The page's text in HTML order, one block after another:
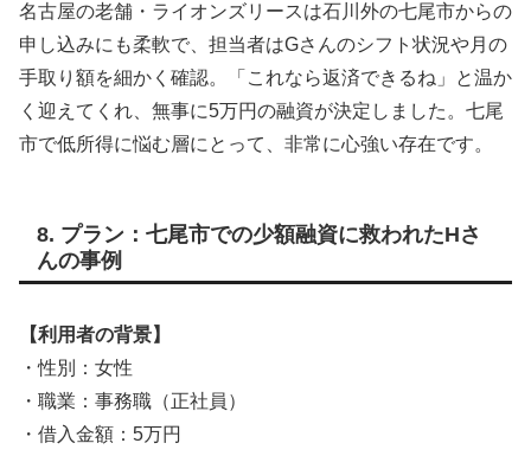
名古屋の老舗・ライオンズリースは石川外の七尾市からの
申し込みにも柔軟で、担当者はGさんのシフト状況や月の
手取り額を細かく確認。「これなら返済できるね」と温か
く迎えてくれ、無事に5万円の融資が決定しました。七尾
市で低所得に悩む層にとって、非常に心強い存在です。
8. プラン：七尾市での少額融資に救われたHさ
んの事例
【利用者の背景】
・性別：女性
・職業：事務職（正社員）
・借入金額：5万円